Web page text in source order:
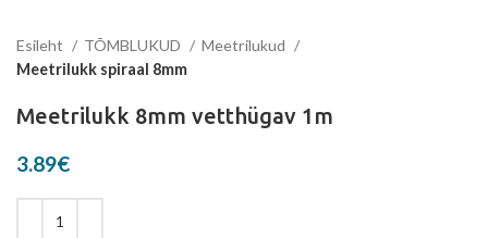
Esileht TÕMBLUKUD
Meetrilukud
Meetrilukk spiraal 8mm
Meetrilukk 8mm vetthügav 1m
3.89€